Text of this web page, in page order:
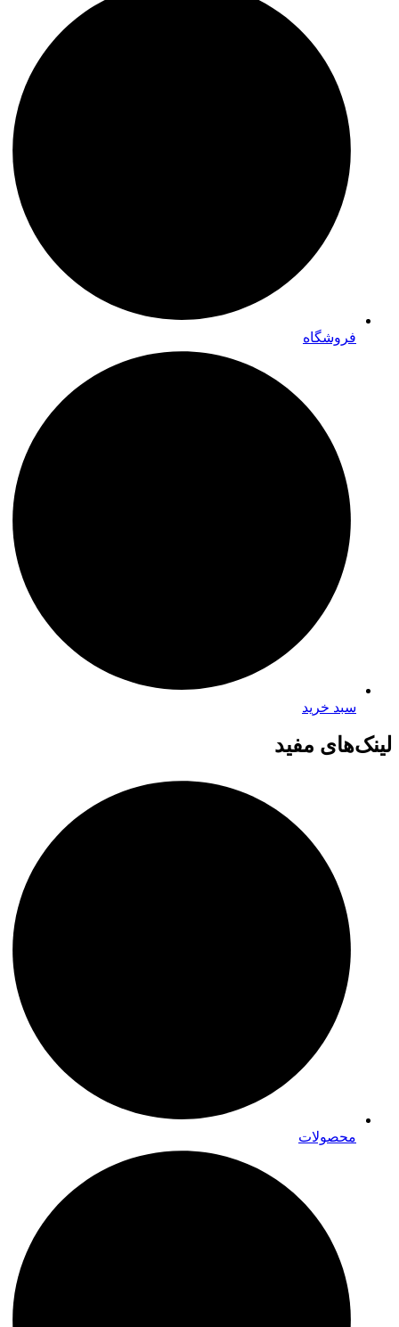
فروشگاه
سبد خرید
لینک‌های مفید
محصولات